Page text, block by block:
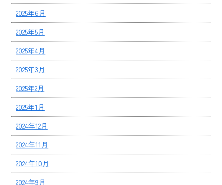
2025年6月
2025年5月
2025年4月
2025年3月
2025年2月
2025年1月
2024年12月
2024年11月
2024年10月
2024年9月